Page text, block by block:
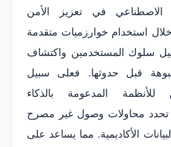
الاصطناعي في تعزيز الأمن
استخدام خوارزميات متقدمة
سلوك المستخدمين واكتشاف
قبل حدوثها. فعلى سبيل
للأنظمة المدعومة بالذكاء
تحدد محاولات وصول غير مصرح
الأكاديمية. مما يساعد على